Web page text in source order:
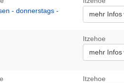
- donnerstags -
mehr Infos
Itzehoe
mehr Infos
Itzehoe